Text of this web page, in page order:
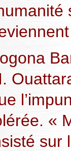
«
sur